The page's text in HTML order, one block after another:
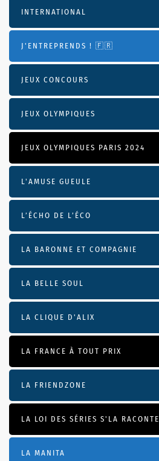
INTERNATIONAL
J'ENTREPRENDS ! 🇫🇷
JEUX CONCOURS
JEUX OLYMPIQUES
JEUX OLYMPIQUES PARIS 2024
L'AMUSE GUEULE
L’ÉCHO DE L’ÉCO
LA BARONNE ET COMPAGNIE
LA BELLE SOUL
LA CLIQUE D'ALIX
LA FRANCE À TOUT PRIX
LA FRIENDZONE
LA LOI DES SÉRIES S'LA RACONTE
LA MANITA